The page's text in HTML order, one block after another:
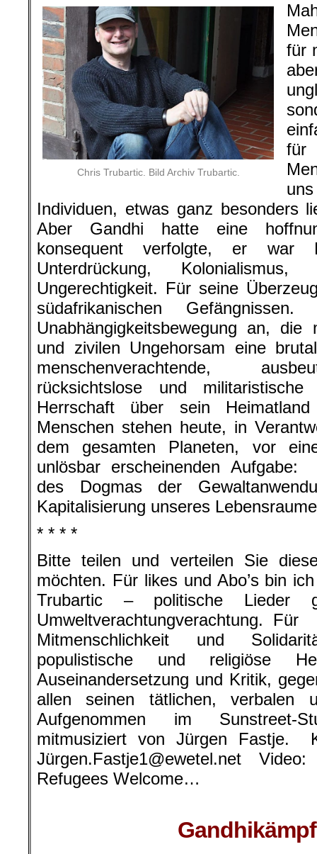
Chris Trubartic. Bild Archiv Trubartic.
für
Individuen, etwas ganz besonders
Aber Gandhi hatte eine
konsequent verfolgte, er war
Unterdrückung,
Ungerechtigkeit. Für seine
südafrikanischen
Unabhängigkeitsbewegung an, die
und zivilen Ungehorsam eine
menschenverachtende,
rücksichtslose und
Herrschaft über sein
Menschen stehen heute, in
dem gesamten Planeten, vor
unlösbar erscheinenden Aufgabe:
des Dogmas der
Kapitalisierung unseres
* * * *
Bitte teilen und verteilen Sie
möchten. Für likes und Abo’s bin
Trubartic – politische Lieder
Umweltverachtungverachtung.
Mitmenschlichkeit und
populistische und religiöse
Auseinandersetzung und Kritik,
allen seinen tätlichen,
Aufgenommen im Sunstreet-
mitmusiziert von Jürgen Fastje.
Jürgen.Fastje1@ewetel.net
Refugees Welcome…